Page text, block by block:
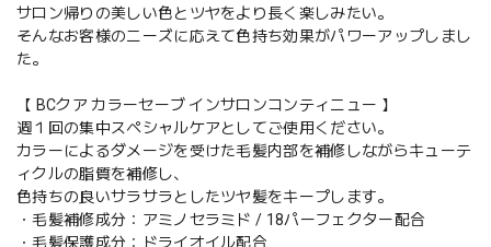
サロン帰りの美しい色とツヤをより長く楽しみたい。
そんなお客様のニーズに応えて色持ち効果がパワーアップしまし
た。
【 BCクア カラーセーブ インサロンコンティニュー 】
週１回の集中スペシャルケアとしてご使用ください。
カラーによるダメージを受けた毛髪内部を補修しながらキューテ
ィクルの脂質を補修し、
色持ちの良いサラサラとしたツヤ髪をキープします。
・毛髪補修成分：アミノセラミド / 18パーフェクター配合
・毛髪保護成分：ドライオイル配合